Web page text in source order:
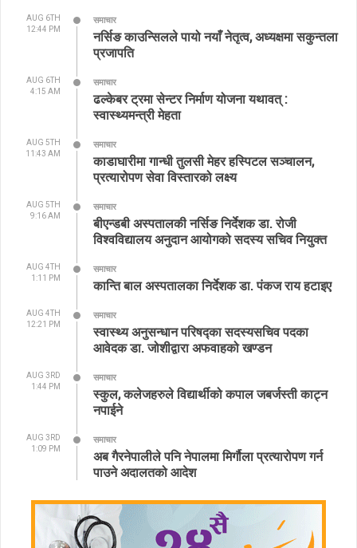
AUG 6TH
12:44 PM
समाचार
नर्सिङ काउन्सिलले पायो नयाँ नेतृत्व, अध्यक्षमा सकुन्तला
प्रजापति
AUG 6TH
4:15 AM
समाचार
ढल्केबर ट्रमा सेन्टर निर्माण योजना यथावत् :
स्वास्थ्यमन्त्री मेहता
AUG 5TH
11:43 AM
समाचार
काडाघारीमा गान्धी तुलसी मेहर हस्पिटल सञ्चालन,
प्रत्यारोपण सेवा विस्तारको लक्ष्य
AUG 5TH
9:16 AM
समाचार
बीएन्डबी अस्पतालकी नर्सिङ निर्देशक डा. रोजी
विश्वविद्यालय अनुदान आयोगको सदस्य सचिव नियुक्त
AUG 4TH
1:11 PM
समाचार
कान्ति बाल अस्पतालका निर्देशक डा. पंकज राय हटाइए
AUG 4TH
12:21 PM
समाचार
स्वास्थ्य अनुसन्धान परिषद्का सदस्यसचिव पदका
आवेदक डा. जोशीद्वारा अफवाहको खण्डन
AUG 3RD
1:44 PM
समाचार
स्कुल, कलेजहरुले विद्यार्थीको कपाल जबर्जस्ती काट्न
नपाईने
AUG 3RD
1:09 PM
समाचार
अब गैरनेपालीले पनि नेपालमा मिर्गौला प्रत्यारोपण गर्न
पाउने अदालतको आदेश